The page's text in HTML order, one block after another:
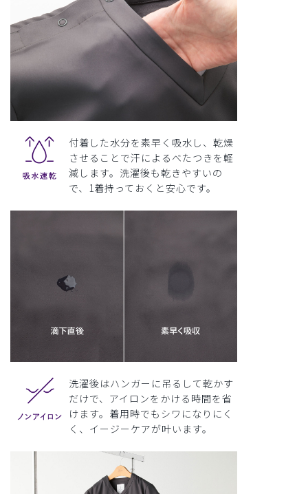
付着した水分を素早く吸水し、乾燥
させることで汗によるべたつきを軽
減します。洗濯後も乾きやすいの
で、1着持っておくと安心です。
洗濯後はハンガーに吊るして乾かす
だけで、アイロンをかける時間を省
けます。着用時でもシワになりにく
く、イージーケアが叶います。